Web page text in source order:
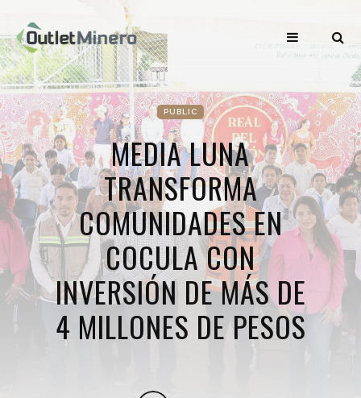
PUBLIC
MEDIA LUNA
TRANSFORMA
COMUNIDADES EN
COCULA CON
INVERSIÓN DE MÁS DE
4 MILLONES DE PESOS